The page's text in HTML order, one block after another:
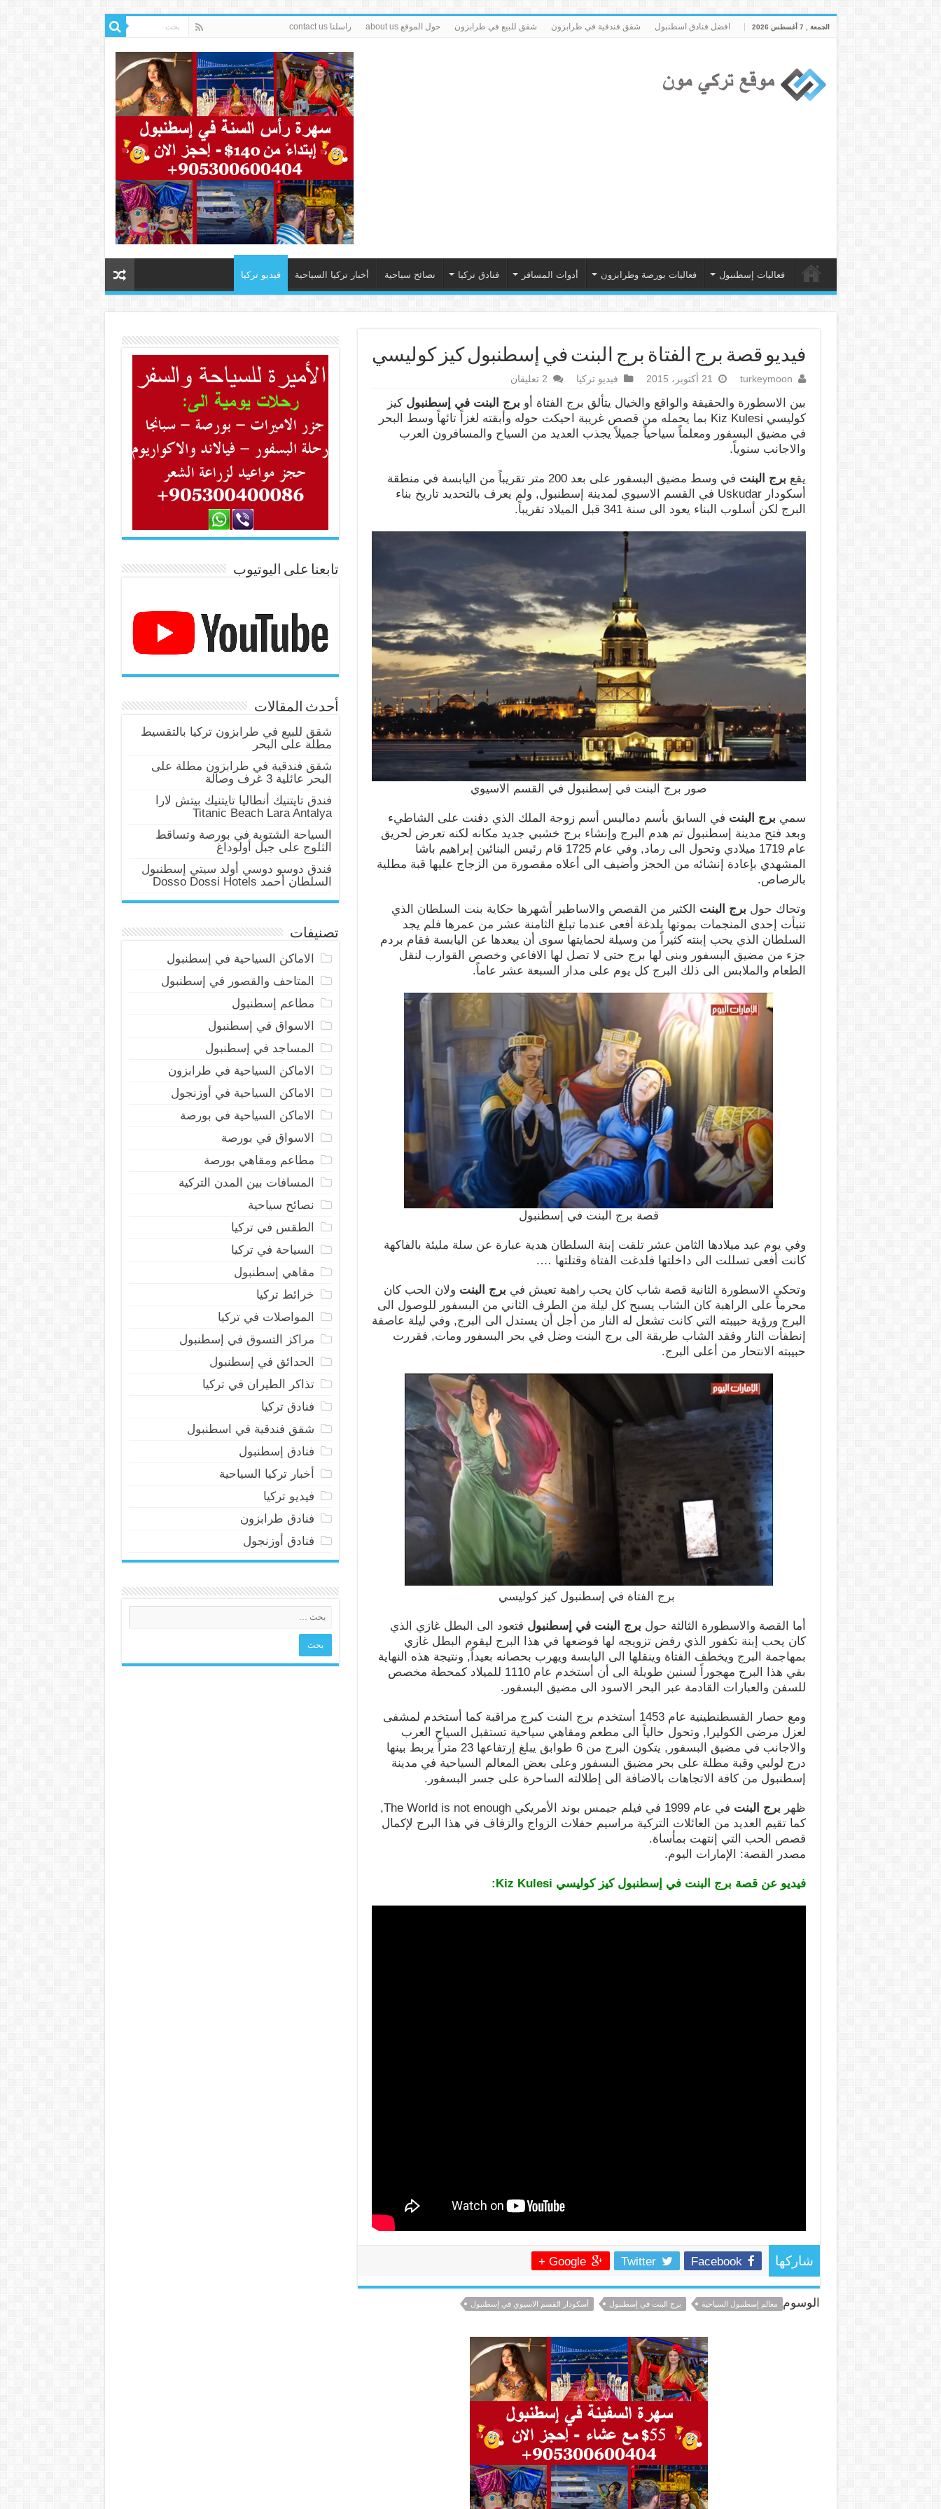
الجمعة , 7 أغسطس 2026 افضل فنادق اسطنبول شقق فندقية في طرابزون شقق للبيع في طرابزون حول الموقع about us راسلنا contact us
فعاليات إسطنبول فعاليات بورصة وطرابزون أدوات المسافر فنادق تركيا نصائح سياحية أخبار تركيا السياحية فيديو تركيا
فيديو قصة برج الفتاة برج البنت في إسطنبول كيز كوليسي
turkeymoon 21 أكتوبر، 2015 فيديو تركيا 2 تعليقان
بين الاسطورة والحقيقة والواقع والخيال يتألق برج الفتاة أو برج البنت في إسطنبول كيز
كوليسي Kiz Kulesi بما يحمله من قصص غريبة احيكت حوله وأبقته لغزاً تائهاً وسط البحر
في مضيق البسفور ومعلماً سياحياً جميلاً يجذب العديد من السياح والمسافرون العرب
والاجانب سنوياً.
يقع برج البنت
في وسط مضيق البسفور على بعد 200 متر تقريباً من اليابسة في منطقة
أسكودار Uskudar في القسم الاسيوي لمدينة إسطنبول, ولم يعرف بالتحديد تاريخ بناء
البرج لكن أسلوب البناء يعود الى سنة 341 قبل الميلاد تقريباً.
صور برج البنت في إسطنبول في القسم الاسيوي
سمي برج البنت في السابق بأسم دماليس أسم زوجة الملك الذي دفنت على الشاطيء
وبعد فتح مدينة إسطنبول تم هدم البرج وإنشاء برج خشبي جديد مكانه لكنه تعرض لحريق
عام 1719 ميلادي وتحول الى رماد, وفي عام 1725 قام رئيس البنائين إبراهيم باشا
المشهدي بإعادة إنشائه من الحجز وأضيف الى أعلاه مقصورة من الزجاج عليها قبة مطلية
بالرصاص.
وتحاك حول برج البنت الكثير من القصص والاساطير أشهرها حكاية بنت السلطان الذي
تنبأت إحدى المنجمات بموتها بلدغة أفعى عندما تبلغ الثامنة عشر من عمرها فلم يجد
السلطان الذي يحب إبنته كثيراً من وسيلة لحمايتها سوى أن يبعدها عن اليابسة فقام بردم
جزء من مضيق البسفور وبنى لها برج حتى لا تصل لها الافاعي وخصص القوارب لنقل
الطعام والملابس الى ذلك البرج كل يوم على مدار السبعة عشر عاماً.
قصة برج البنت في إسطنبول
وفي يوم عيد ميلادها الثامن عشر تلقت إبنة السلطان هدية عبارة عن سلة مليئة بالفاكهة
كانت أفعى تسللت الى داخلتها فلدغت الفتاة وقتلتها ….
وتحكي الاسطورة الثانية قصة شاب كان يحب راهبة تعيش في برج البنت ولان الحب كان
محرماً على الراهبة كان الشاب يسبح كل ليلة من الطرف الثاني من البسفور للوصول الى
البرج ورؤية حبيبته التي كانت تشعل له النار من أجل أن يستدل الى البرج, وفي ليلة عاصفة
إنطفأت النار وفقد الشاب طريقة الى برج البنت وضل في بحر البسفور ومات, فقررت
حبيبته الانتحار من أعلى البرج.
برج الفتاة في إسطنبول كيز كوليسي
أما القصة والاسطورة الثالثة حول برج البنت في إسطنبول فتعود الى البطل غازي الذي
كان يحب إبنة تكفور الذي رفض تزويجه لها فوضعها في هذا البرج ليقوم البطل غازي
بمهاجمة البرج ويخطف الفتاة وينقلها الى اليابسة ويهرب بحصانه بعيداً, ونتيجة هذه النهاية
بقي هذا البرج مهجوراً لسنين طويلة الى أن أستخدم عام 1110 للميلاد كمحطة مخصص
للسفن والعبارات القادمة عبر البحر الاسود الى مضيق البسفور.
ومع حصار القسطنطينية عام 1453 أستخدم برج البنت كبرج مراقبة كما أستخدم لمشفى
لعزل مرضى الكوليرا, وتحول حالياً الى مطعم ومقاهي سياحية تستقبل السياح العرب
والاجانب في مضيق البسفور, يتكون البرج من 6 طوابق يبلغ إرتفاعها 23 متراً يربط بينها
درج لولبي وقبة مطلة على بحر مضيق البسفور وعلى بعض المعالم السياحية في مدينة
إسطنبول من كافة الاتجاهات بالاضافة الى إطلالته الساحرة على جسر البسفور.
ظهر برج البنت
في عام 1999 في فيلم جيمس بوند الأمريكي The World is not enough,
كما تقيم العديد من العائلات التركية مراسيم حفلات الزواج والزفاف في هذا البرج لإكمال
قصص الحب التي إنتهت بمأساة.
مصدر القصة: الإمارات اليوم.
فيديو عن قصة برج البنت في إسطنبول كيز كوليسي Kiz Kulesi:
شاركها Facebook
Twitter
Google +
الوسوم معالم إسطنبول السياحية برج البنت في إسطنبول أسكودار القسم الاسيوي في إسطنبول
تابعنا على اليوتيوب
أحدث المقالات
شقق للبيع في طرابزون تركيا بالتقسيط
مطلة على البحر
شقق فندقية في طرابزون مطلة على
البحر عائلية 3 غرف وصالة
فندق تايتنيك أنطاليا تايتنيك بيتش لارا
Titanic Beach Lara Antalya
السياحة الشتوية في بورصة وتساقط
الثلوج على جبل أولوداغ
فندق دوسو دوسي أولد سيتي إسطنبول
السلطان أحمد Dosso Dossi Hotels
تصنيفات
الاماكن السياحية في إسطنبول
المتاحف والقصور في إسطنبول
مطاعم إسطنبول
الاسواق في إسطنبول
المساجد في إسطنبول
الاماكن السياحية في طرابزون
الاماكن السياحية في أوزنجول
الاماكن السياحية في بورصة
الاسواق في بورصة
مطاعم ومقاهي بورصة
المسافات بين المدن التركية
نصائح سياحية
الطقس في تركيا
السياحة في تركيا
مقاهي إسطنبول
خرائط تركيا
المواصلات في تركيا
مراكز التسوق في إسطنبول
الحدائق في إسطنبول
تذاكر الطيران في تركيا
فنادق تركيا
شقق فندقية في اسطنبول
فنادق إسطنبول
أخبار تركيا السياحية
فيديو تركيا
فنادق طرابزون
فنادق أوزنجول